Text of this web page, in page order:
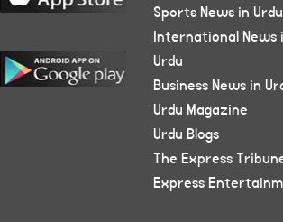
Sports News in Urdu
International News
Urdu
Business News in
Urdu Magazine
Urdu Blogs
The Express
Express